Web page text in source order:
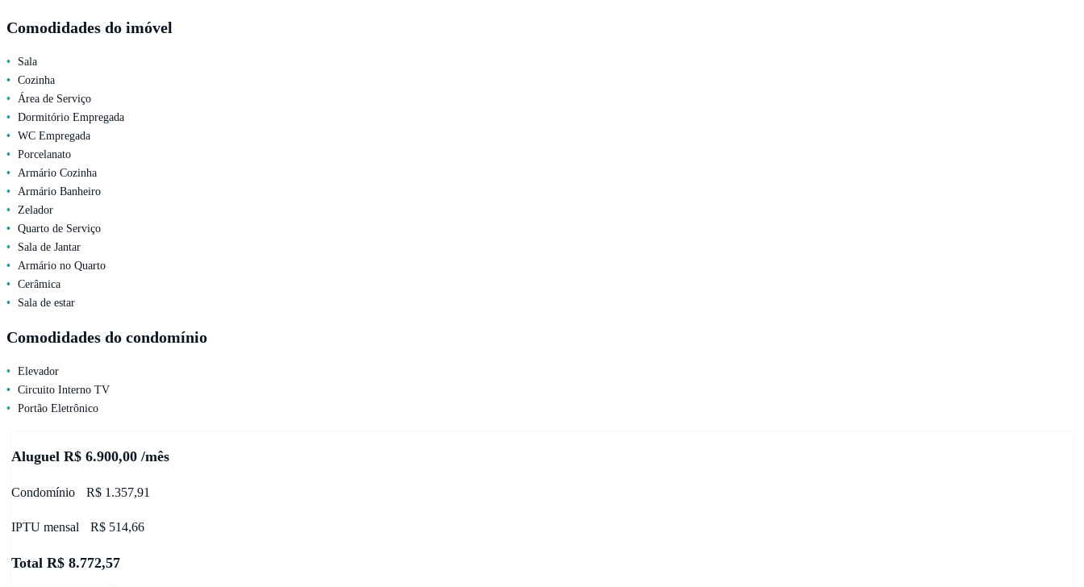
Comodidades do imóvel
Sala
Cozinha
Área de Serviço
Dormitório Empregada
WC Empregada
Porcelanato
Armário Cozinha
Armário Banheiro
Zelador
Quarto de Serviço
Sala de Jantar
Armário no Quarto
Cerâmica
Sala de estar
Comodidades do condomínio
Elevador
Circuito Interno TV
Portão Eletrônico
Aluguel R$ 6.900,00 /mês
Condomínio R$ 1.357,91
IPTU mensal R$ 514,66
Total R$ 8.772,57